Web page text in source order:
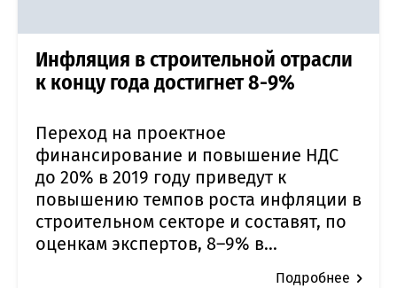
Инфляция в строительной отрасли
к концу года достигнет 8-9%
Переход на проектное
финансирование и повышение НДС
до 20% в 2019 году приведут к
повышению темпов роста инфляции в
строительном секторе и составят, по
оценкам экспертов, 8–9% в...
Подробнее